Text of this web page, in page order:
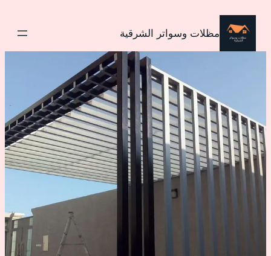
تخطى
المحتوى
مظلات وسواتر الشرقية